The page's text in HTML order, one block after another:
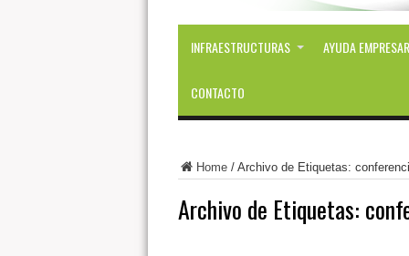
INFRAESTRUCTURAS AYUDA
CONTACTO
Home/ Archivo de Etiquetas:
Archivo de Etiquetas: